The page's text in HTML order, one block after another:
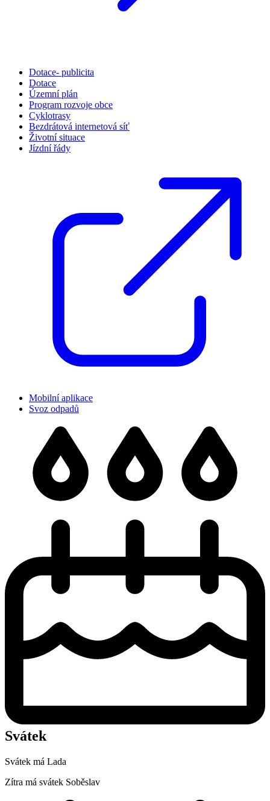
Dotace- publicita
Dotace
Územní plán
Program rozvoje obce
Cyklotrasy
Bezdrátová internetová síť
Životní situace
Jízdní řády
Mobilní aplikace
Svoz odpadů
Svátek
Svátek má Lada
Zítra má svátek Soběslav